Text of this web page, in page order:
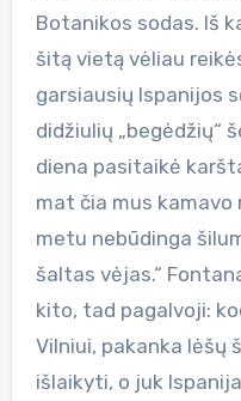
Botanikos sodas. Iš
šitą vietą vėliau
garsiausių Ispanijos
didžiulių „begėdžių“
diena pasitaikė
mat čia mus kamavo
metu nebūdinga
šaltas vėjas.“
kito, tad pagalvoji:
Vilniui, pakanka lėšų
išlaikyti, o juk